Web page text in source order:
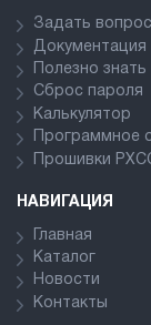
Задать вопрос
Документация
Полезно знать
Сброс пароля
Калькулятор
Программное
Прошивки
НАВИГАЦИЯ
Главная
Каталог
Новости
Контакты